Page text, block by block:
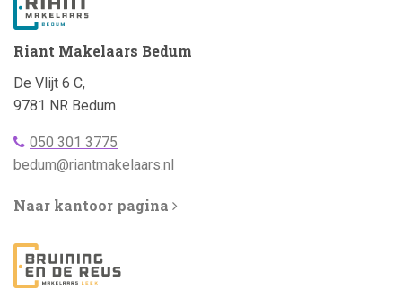
Riant Makelaars Bedum
Adres:
De Vlijt 6 C,
9781 NR Bedum
Telefoonnummer
bellen:
050 301 3775
Emailadres:
bedum@riantmakelaars.nl
Naar kantoor pagina